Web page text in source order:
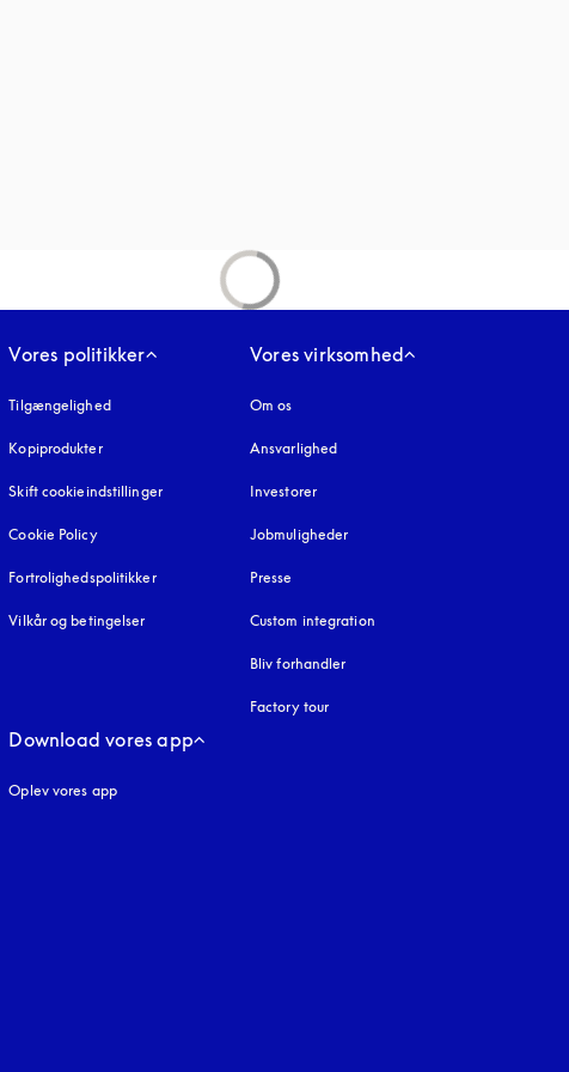
Vores politikker
Tilgængelighedåbnes under en ny fane
Kopiprodukteråbnes under en ny fane
Skift cookieindstillinger
Cookie Policyåbnes under en ny fane
Fortrolighedspolitikkeråbnes under en ny fane
Vilkår og betingelser
Vores virksomhed
Om os
Ansvarlighed
Investorer
Jobmuligheder
Presse
Custom integration
Bliv forhandler
Factory tour
Download vores app
Oplev vores app